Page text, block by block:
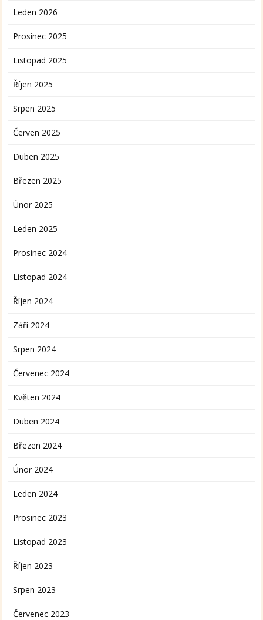
Leden 2026
Prosinec 2025
Listopad 2025
Říjen 2025
Srpen 2025
Červen 2025
Duben 2025
Březen 2025
Únor 2025
Leden 2025
Prosinec 2024
Listopad 2024
Říjen 2024
Září 2024
Srpen 2024
Červenec 2024
Květen 2024
Duben 2024
Březen 2024
Únor 2024
Leden 2024
Prosinec 2023
Listopad 2023
Říjen 2023
Srpen 2023
Červenec 2023